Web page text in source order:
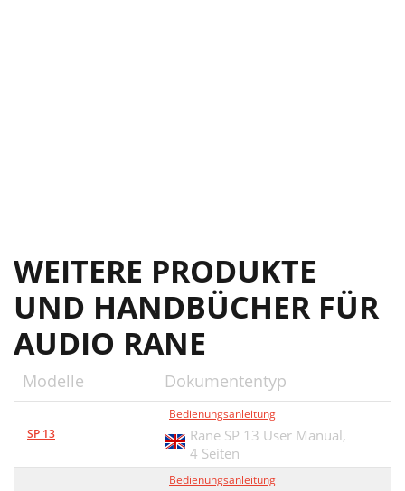
WEITERE PRODUKTE
UND HANDBÜCHER FÜR
AUDIO RANE
Modelle Dokumententyp
SP 13
Bedienungsanleitung
Rane SP 13 User Manual,
4 Seiten
Bedienungsanleitung